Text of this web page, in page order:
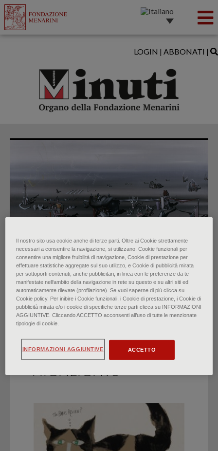
LOGIN | ABBONATI |
Surrealismo: un viaggio
verso l’inconscio
di Federico Poletti ∙ Ottobre 2024
HIGHLIGHTS
Il nostro sito usa cookie anche di terze parti. Oltre ai Cookie strettamente
necessari a consentire la navigazione, si utilizzano, Cookie funzionali per
consentire una migliore fruibilità di navigazione, Cookie di prestazione per
effettuare statistiche aggregate sul suo utilizzo, e Cookie di pubblicità mirata
per sottoporti contenuti, anche pubblicitari, in linea con le preferenze da te
manifestate nell‘ambito della navigazione in rete su questo e su altri siti ed
automaticamente rilevate (profilazione). Se vuoi saperne di più clicca su
Cookie policy. Per inibire i Cookie funzionali, i Cookie di prestazione, i Cookie di
pubblicità mirata e/o i cookie di specifiche terze parti clicca su INFORMAZIONI
AGGIUNTIVE. Cliccando ACCETTO acconsenti all’uso di tutte le menzionate
tipologie di cookie.
ACCETTO
INFORMAZIONI AGGIUNTIVE